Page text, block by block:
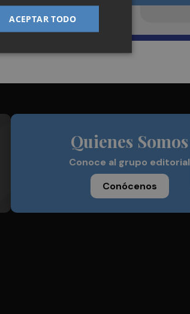
Quienes Somos
Conoce al grupo editorial
Conócenos
ACEPTAR TODO